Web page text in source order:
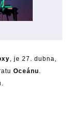
, je 27. dubna,
Oceánu.